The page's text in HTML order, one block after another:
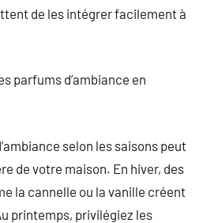
de les intégrer facilement à
parfums d’ambiance en
selon les saisons peut
de votre maison. En hiver, des
la cannelle ou la vanille créent
printemps, privilégiez les